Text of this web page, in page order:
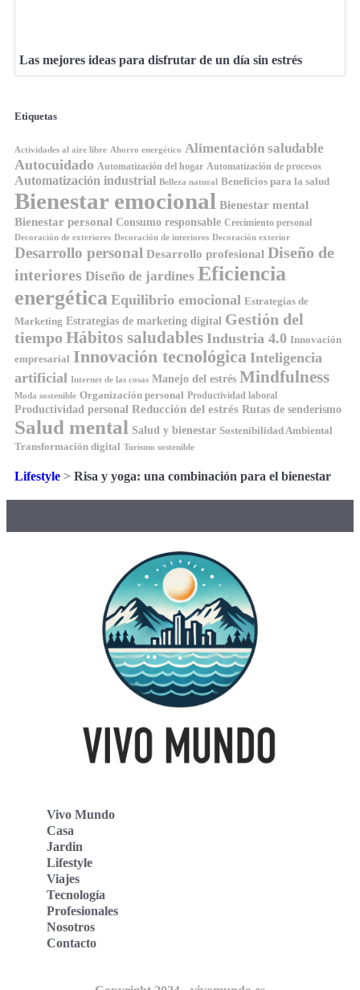
Las mejores ideas para disfrutar de un día sin estrés
Etiquetas
Actividades al aire libre Ahorro energético Alimentación saludable
Autocuidado Automatización del hogar Automatización de procesos
Automatización industrial Belleza natural Beneficios para la salud
Bienestar emocional Bienestar mental
Bienestar personal Consumo responsable Crecimiento personal
Decoración de exteriores Decoración de interiores Decoración exterior
Desarrollo personal Desarrollo profesional Diseño de
interiores Diseño de jardines Eficiencia
energética Equilibrio emocional Estrategias de
Marketing Estrategias de marketing digital Gestión del
tiempo Hábitos saludables Industria 4.0 Innovación
empresarial Innovación tecnológica Inteligencia
artificial Internet de las cosas Manejo del estrés Mindfulness
Moda sostenible Organización personal Productividad laboral
Productividad personal Reducción del estrés Rutas de senderismo
Salud mental Salud y bienestar Sostenibilidad Ambiental
Transformación digital Turismo sostenible
Lifestyle > Risa y yoga: una combinación para el bienestar
Vivo Mundo
Casa
Jardin
Lifestyle
Viajes
Tecnología
Profesionales
Nosotros
Contacto